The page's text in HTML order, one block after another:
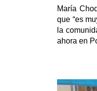
María
que “es
la
ahora en